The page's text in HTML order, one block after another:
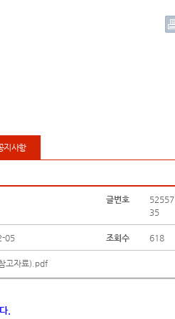
지사항
글번호
52557
35
05 조회수 618
고자료).pdf
.